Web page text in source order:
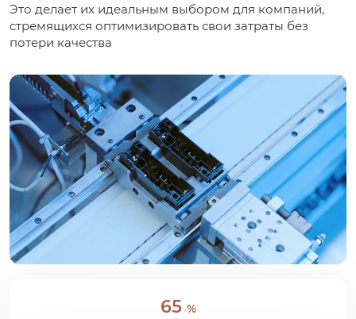
Это делает их идеальным выбором для компаний,
стремящихся оптимизировать свои затраты без
потери качества
65 %